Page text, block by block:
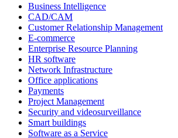
Business Intelligence
CAD/CAM
Customer Relationship Management
E-commerce
Enterprise Resource Planning
HR software
Network Infrastructure
Office applications
Payments
Project Management
Security and videosurveillance
Smart buildings
Software as a Service